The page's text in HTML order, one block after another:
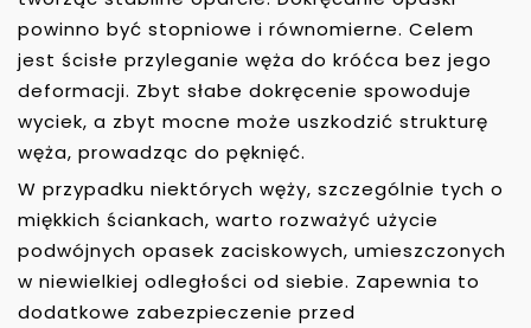
powinno być stopniowe i równomierne. Celem
jest ścisłe przyleganie węża do króćca bez jego
deformacji. Zbyt słabe dokręcenie spowoduje
wyciek, a zbyt mocne może uszkodzić strukturę
węża, prowadząc do pęknięć.
W przypadku niektórych węży, szczególnie tych o
miękkich ściankach, warto rozważyć użycie
podwójnych opasek zaciskowych, umieszczonych
w niewielkiej odległości od siebie. Zapewnia to
dodatkowe zabezpieczenie przed